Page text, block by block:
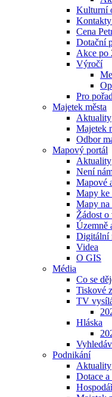
Kulturní
Cena
Dotační
Akce po
Výročí
Pro
Majetek města
Aktuality
Majetek
Odbor
Mapový portál
Aktuality
Není
Mapové
Mapy ke
Mapy na
Žádost
Územně
Digitální
Videa
O GIS
Média
Co se
Tiskové
TV
Hláska
Podnikání
Aktuality
Dotace